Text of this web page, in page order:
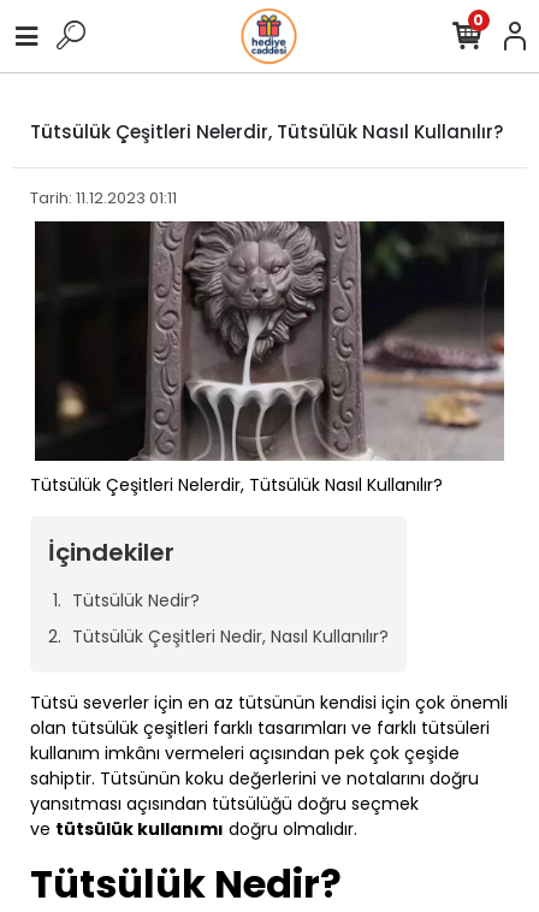
0
Tütsülük Çeşitleri Nelerdir, Tütsülük Nasıl Kullanılır?
Tarih: 11.12.2023 01:11
Tütsülük Çeşitleri Nelerdir, Tütsülük Nasıl Kullanılır?
İçindekiler
Tütsülük Nedir?
Tütsülük Çeşitleri Nedir, Nasıl Kullanılır?
Tütsü severler için en az tütsünün kendisi için çok önemli
olan tütsülük çeşitleri farklı tasarımları ve farklı tütsüleri
kullanım imkânı vermeleri açısından pek çok çeşide
sahiptir. Tütsünün koku değerlerini ve notalarını doğru
yansıtması açısından tütsülüğü doğru seçmek
ve tütsülük kullanımı doğru olmalıdır.
Tütsülük Nedir?